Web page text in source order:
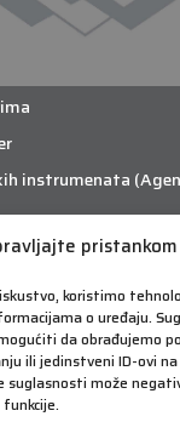
pristankom
koristimo
o uređaju.
da obrađujemo
ili jedinstveni ID-ovi
suglasnosti može
instrumenata
eTrade